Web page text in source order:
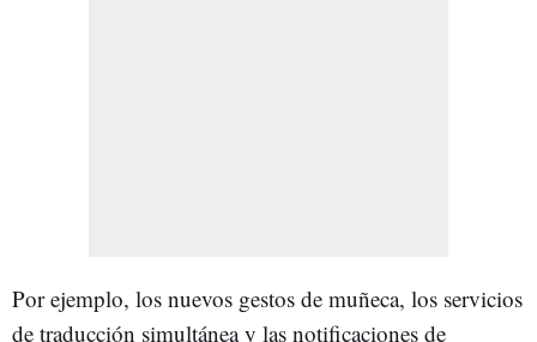
Por ejemplo, los nuevos gestos de muñeca, los servicios
de traducción simultánea y las notificaciones de